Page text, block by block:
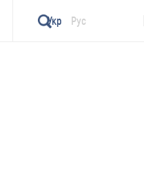
Укр Рус